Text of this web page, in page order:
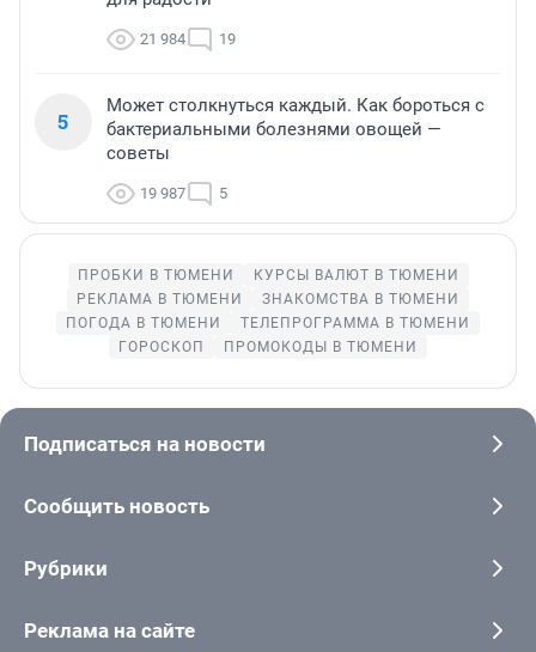
21 984 19
5
Может столкнуться каждый. Как бороться с
бактериальными болезнями овощей —
советы
19 987 5
ПРОБКИ В ТЮМЕНИ
КУРСЫ ВАЛЮТ В ТЮМЕНИ
РЕКЛАМА В ТЮМЕНИ
ЗНАКОМСТВА В ТЮМЕНИ
ПОГОДА В ТЮМЕНИ
ТЕЛЕПРОГРАММА В ТЮМЕНИ
ГОРОСКОП
ПРОМОКОДЫ В ТЮМЕНИ
Подписаться на новости
Сообщить новость
Рубрики
Реклама на сайте